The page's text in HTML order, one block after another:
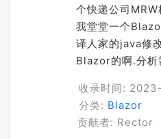
个快递公司
我堂堂一个
译人家的java修
Blazor的啊.分析
收录时间:
分类: Blazor
贡献者: Rector